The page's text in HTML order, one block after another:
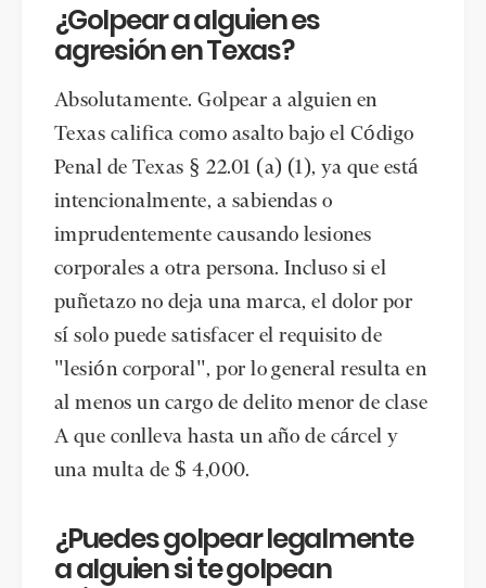
¿Golpear a alguien es
agresión en Texas?
Absolutamente. Golpear a alguien en
Texas califica como asalto bajo el Código
Penal de Texas § 22.01 (a) (1), ya que está
intencionalmente, a sabiendas o
imprudentemente causando lesiones
corporales a otra persona. Incluso si el
puñetazo no deja una marca, el dolor por
sí solo puede satisfacer el requisito de
"lesión corporal", por lo general resulta en
al menos un cargo de delito menor de clase
A que conlleva hasta un año de cárcel y
una multa de $ 4,000.
¿Puedes golpear legalmente
a alguien si te golpean